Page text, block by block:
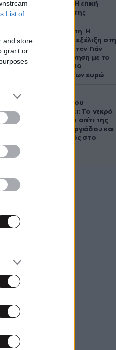
List of
and store
grant or
ένα παιδί – Η επική
αντίδρασή της
Αθηνά Ωνάση: Η
απρόσμενη εξέλιξη στη
διαμάχη με τον Γιάν
Τοπς – Η κίνηση με το
άλογο των 10
εκατομμυρίων ευρώ
Τζώρτζογλου
αποκαλύπτει: Το νεκρό
έμβρυο στο σπίτι της
Μαρίας Γεωργιάδου και
ο εγκλεισμός στο